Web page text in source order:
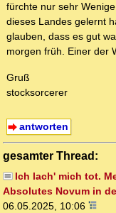
fürchte nur sehr
dieses Landes gelernt
glauben, dass es gut
morgen früh. Einer der
Gruß
stocksorcerer
antworten
gesamter Thread:
Ich lach' mich tot.
Absolutes Novum in
06.05.2025, 10:06